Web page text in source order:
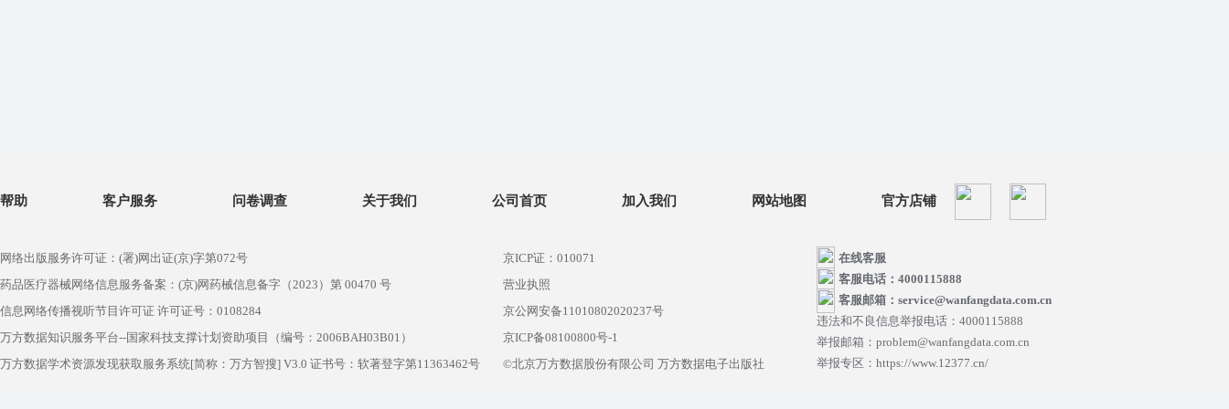
帮助 客户服务 问卷调查 关于我们 公司首页 加入我们 网站地图 官方店铺
网络出版服务许可证：(署)网出证(京)字第072号
药品医疗器械网络信息服务备案：(京)网药械信息备字（2023）第 00470 号
信息网络传播视听节目许可证 许可证号：0108284
万方数据知识服务平台--国家科技支撑计划资助项目（编号：2006BAH03B01）
万方数据学术资源发现获取服务系统[简称：万方智搜] V3.0 证书号：软著登字第11363462号
京ICP证：010071
营业执照
京公网安备11010802020237号
京ICP备08100800号-1
©北京万方数据股份有限公司 万方数据电子出版社
在线客服
客服电话：4000115888
客服邮箱：service@wanfangdata.com.cn
违法和不良信息举报电话：4000115888
举报邮箱：problem@wanfangdata.com.cn
举报专区：https://www.12377.cn/